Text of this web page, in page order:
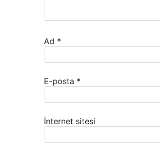
Ad *
E-posta *
İnternet sitesi